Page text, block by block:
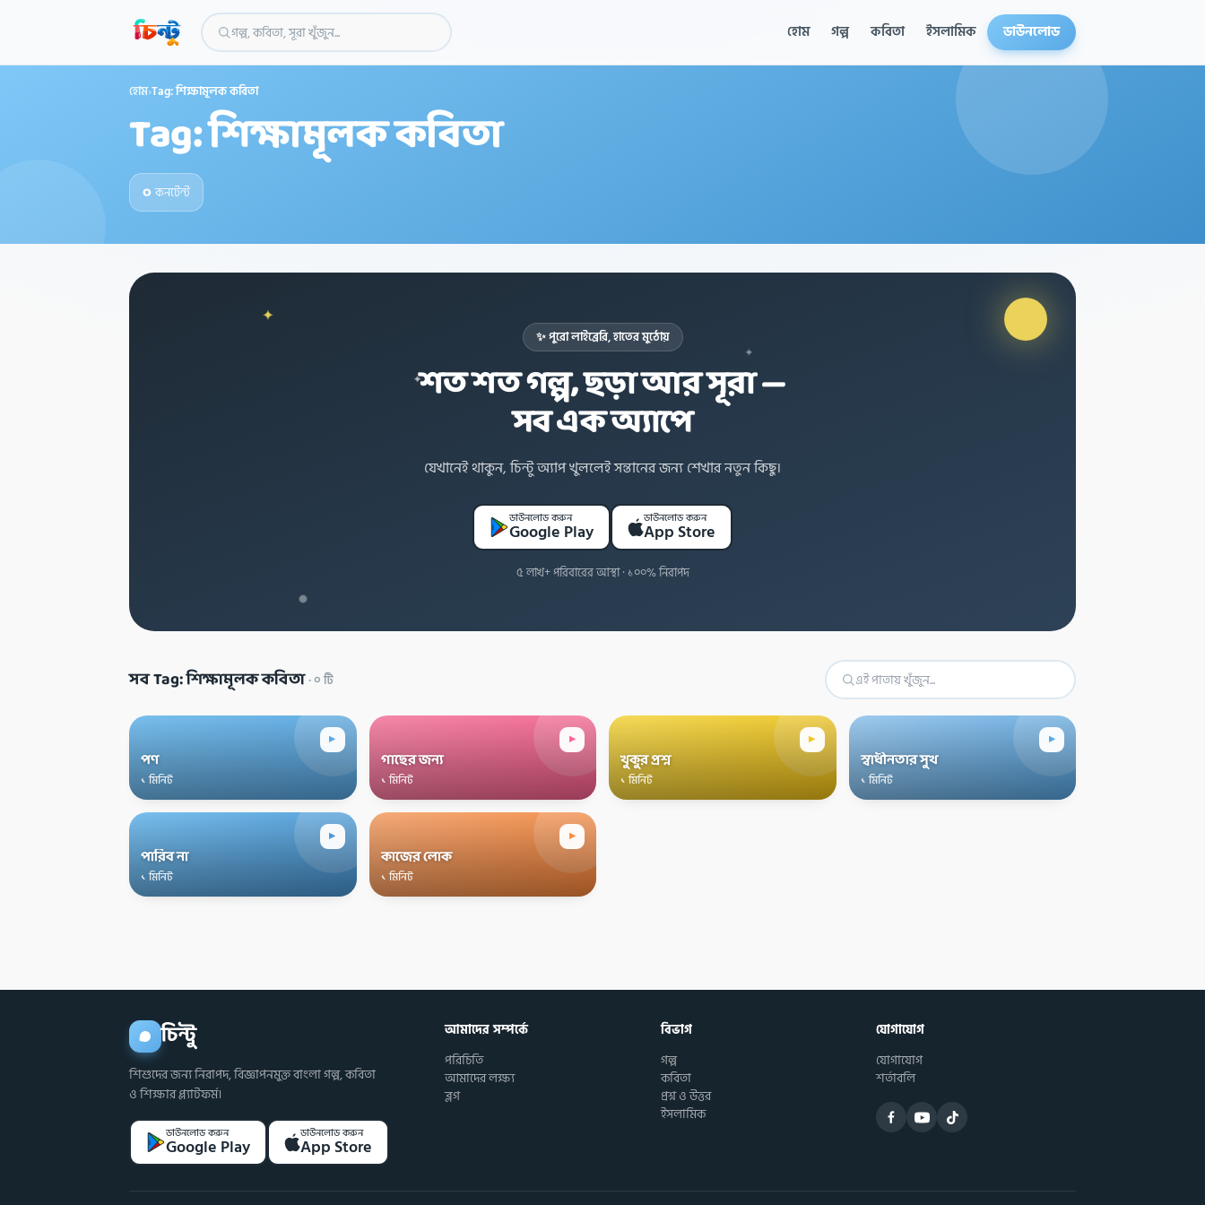
গল্প, কবিতা, সূরা খুঁজুন... হোম গল্প কবিতা ইসলামিক ডাউনলোড
হোম›Tag: শিক্ষামূলক কবিতা
Tag: শিক্ষামূলক কবিতা
০ কনটেন্ট
✦
✦
✦
✨ পুরো লাইব্রেরি, হাতের মুঠোয়
শত শত গল্প, ছড়া আর সূরা —
সব এক অ্যাপে
যেখানেই থাকুন, চিন্টু অ্যাপ খুললেই সন্তানের জন্য শেখার নতুন কিছু।
ডাউনলোড করুন
Google Play
ডাউনলোড করুন
App Store
৫ লাখ+ পরিবারের আস্থা · ১০০% নিরাপদ
সব Tag: শিক্ষামূলক কবিতা·০টি
▸
পণ
১ মিনিট
▸
গাছের জন্য
১ মিনিট
▸
খুকুর প্রশ্ন
১ মিনিট
▸
স্বাধীনতার সুখ
১ মিনিট
▸
পারিব না
১ মিনিট
▸
কাজের লোক
১ মিনিট
চিন্টু
শিশুদের জন্য নিরাপদ, বিজ্ঞাপনমুক্ত বাংলা গল্প, কবিতা
ও শিক্ষার প্ল্যাটফর্ম।
ডাউনলোড করুন
Google Play
ডাউনলোড করুন
App Store
আমাদের সম্পর্কে
পরিচিতি
আমাদের লক্ষ্য
ব্লগ
বিভাগ
গল্প
কবিতা
প্রশ্ন ও উত্তর
ইসলামিক
যোগাযোগ
যোগাযোগ
শর্তাবলি